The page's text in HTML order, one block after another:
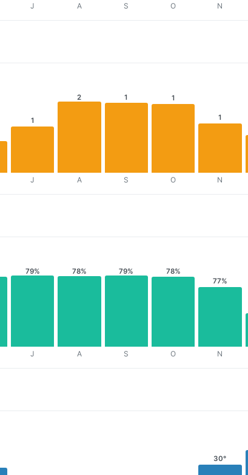
J A S O N
1
J
2
A
1
S
1
O
1
N
79%
J
78%
A
79%
S
78%
O
77%
N
30°